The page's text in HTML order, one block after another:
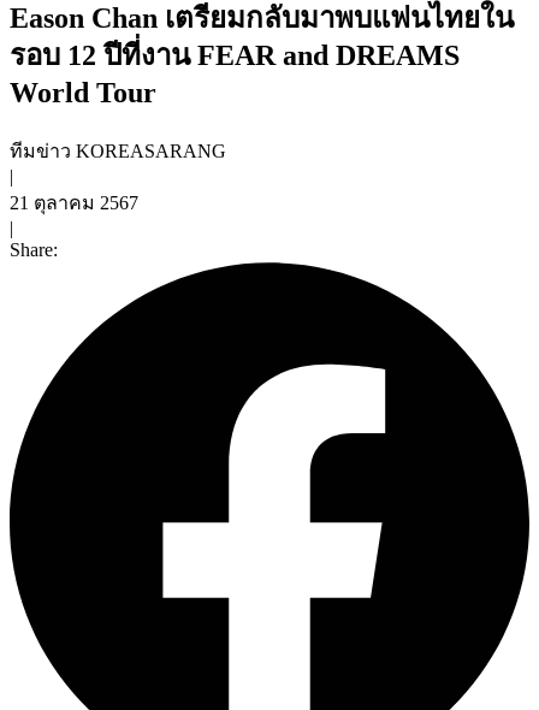
Eason Chan เตรียมกลับมาพบแฟนไทยใน
รอบ 12 ปีที่งาน FEAR and DREAMS
World Tour
ทีมข่าว KOREASARANG
|
21 ตุลาคม 2567
|
Share: